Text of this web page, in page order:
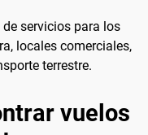
servicios para los
locales comerciales,
terrestre.
vuelos